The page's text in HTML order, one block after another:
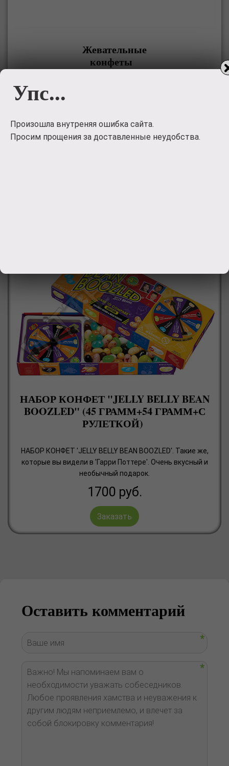
Жевательные
конфеты
Жевательные конфеты 'LOVE IS' с магнитом c
120руб.
Заказать
НАБОР КОНФЕТ "JELLY BELLY BEAN
BOOZLED" (45 ГРАММ+54 ГРАММ+С
РУЛЕТКОЙ)
НАБОР КОНФЕТ 'JELLY BELLY BEAN BOOZLED'. Такие же,
которые вы видели в 'Гарри Поттере'. Очень вкусный и
необычный подарок.
1700 руб.
Заказать
Оставить комментарий
Упс...
Произошла внутреняя ошибка сайта.
Просим прощения за доставленные неудобства.